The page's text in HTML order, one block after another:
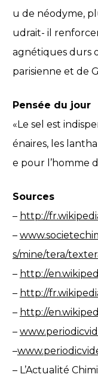
u de néodyme,
udrait- il
agnétiques durs
parisienne et de
Pensée du jour
«Le sel est
énaires, les
e pour l’homme
Sources
– http://
–
s/mine/tera/
– http://
– http://
– http://
–
–
– L’Actualité